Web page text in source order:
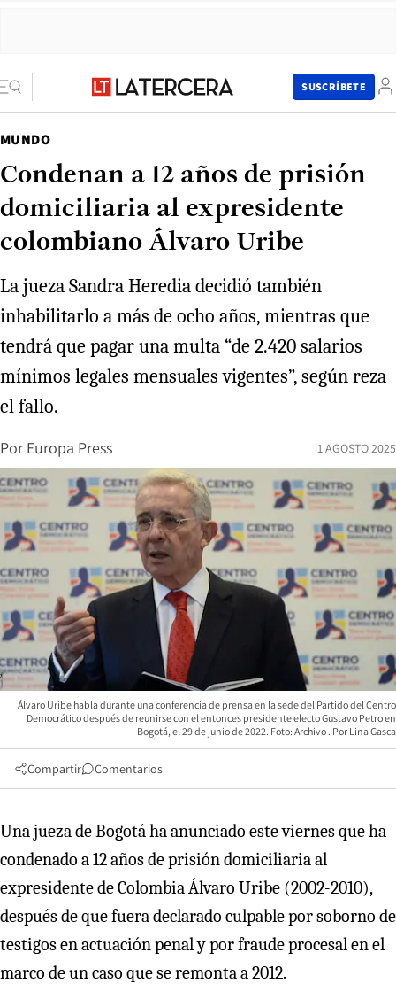
SUSCRÍBETE
MUNDO
Condenan a 12 años de prisión
domiciliaria al expresidente
colombiano Álvaro Uribe
La jueza Sandra Heredia decidió también
inhabilitarlo a más de ocho años, mientras que
tendrá que pagar una multa “de 2.420 salarios
mínimos legales mensuales vigentes”, según reza
el fallo.
Por Europa Press 1 AGOSTO 2025
Álvaro Uribe habla durante una conferencia de prensa en la sede del Partido del Centro
Democrático después de reunirse con el entonces presidente electo Gustavo Petro en
Bogotá, el 29 de junio de 2022. Foto: Archivo
Lina Gasca
Compartir Comentarios
Una jueza de Bogotá ha anunciado este viernes que ha
condenado a 12 años de prisión domiciliaria al
expresidente de Colombia Álvaro Uribe (2002-2010),
después de que fuera declarado culpable por soborno de
testigos en actuación penal y por fraude procesal en el
marco de un caso que se remonta a 2012.